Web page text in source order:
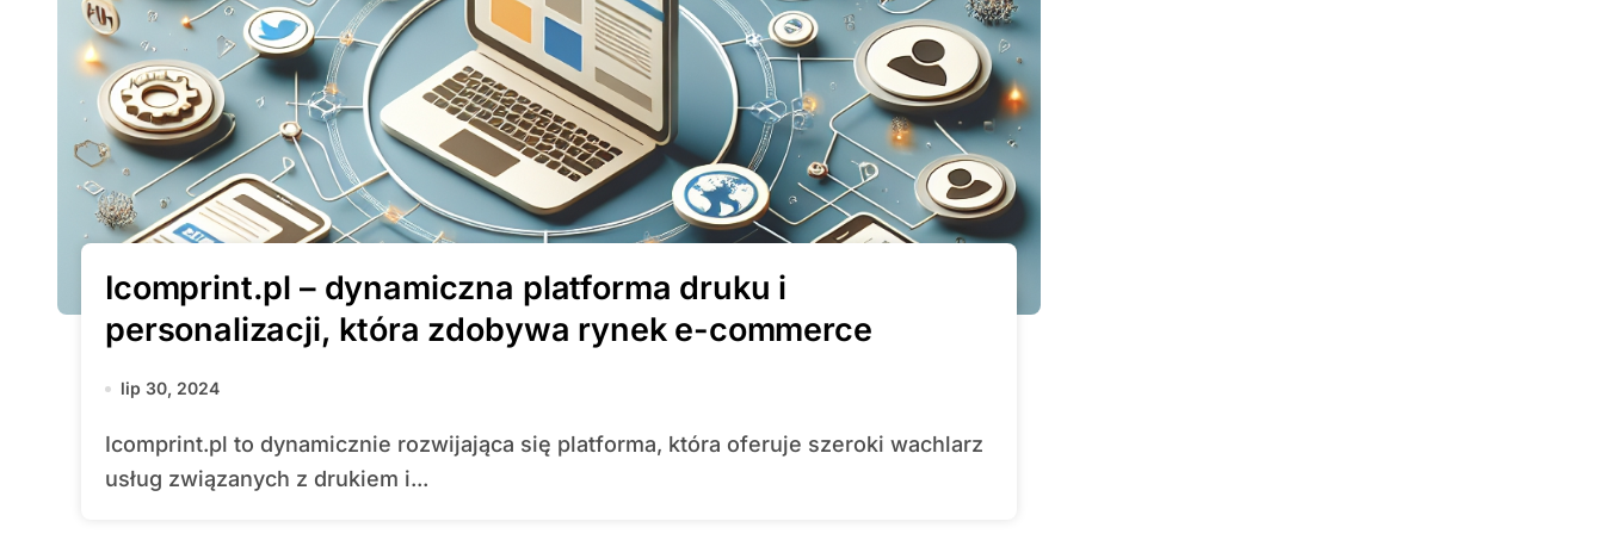
Icomprint.pl – dynamiczna platforma druku i
personalizacji, która zdobywa rynek e-commerce
lip 30, 2024
Icomprint.pl to dynamicznie rozwijająca się platforma, która oferuje szeroki wachlarz
usług związanych z drukiem i...